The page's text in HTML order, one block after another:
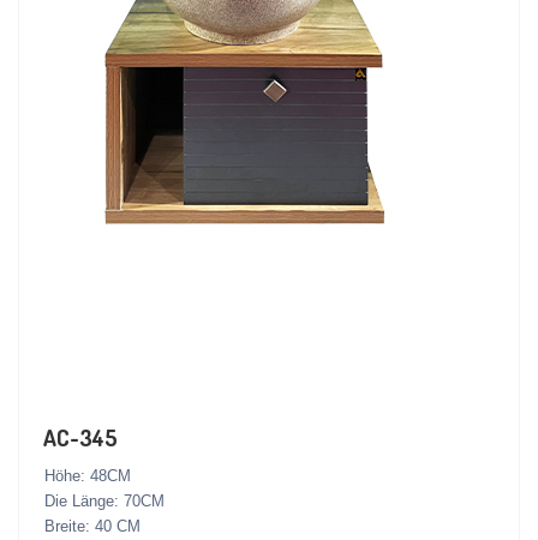
AC-345
Höhe: 48CM
Die Länge: 70CM
Breite: 40 CM